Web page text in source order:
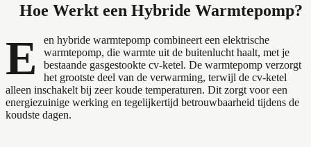
Hoe Werkt een Hybride Warmtepomp?
E
en hybride warmtepomp combineert een elektrische
warmtepomp, die warmte uit de buitenlucht haalt, met je
bestaande gasgestookte cv-ketel. De warmtepomp verzorgt
het grootste deel van de verwarming, terwijl de cv-ketel
alleen inschakelt bij zeer koude temperaturen. Dit zorgt voor een
energiezuinige werking en tegelijkertijd betrouwbaarheid tijdens de
koudste dagen.